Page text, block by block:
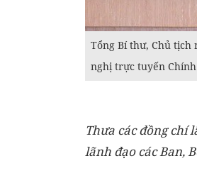
Tổng Bí thư, Chủ tịch
nghị trực tuyến
Thưa các đồng chí
lãnh đạo các Ban,